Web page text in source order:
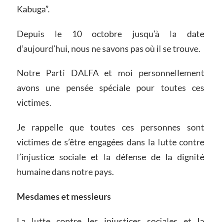
Kabuga”.
Depuis le 10 octobre jusqu’à la date
d’aujourd’hui, nous ne savons pas où il se trouve.
Notre Parti DALFA et moi personnellement
avons une pensée spéciale pour toutes ces
victimes.
Je rappelle que toutes ces personnes sont
victimes de s’être engagées dans la lutte contre
l’injustice sociale et la défense de la dignité
humaine dans notre pays.
Mesdames et messieurs